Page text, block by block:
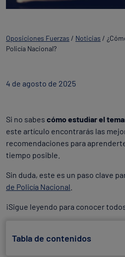
Oposiciones Fuerzas / Noticias /
Policía Nacional?
4 de agosto de 2025
Si no sabes cómo estudiar el
este artículo encontrarás las
recomendaciones para
tiempo posible.
Sin duda, este es un paso clave
de Policía Nacional
¡Sigue leyendo para conocer
Tabla de contenidos